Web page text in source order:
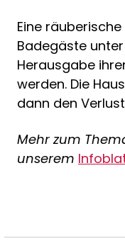
Eine
Badegäste
Herausgabe
werden. Die
dann den
Mehr zum
unserem